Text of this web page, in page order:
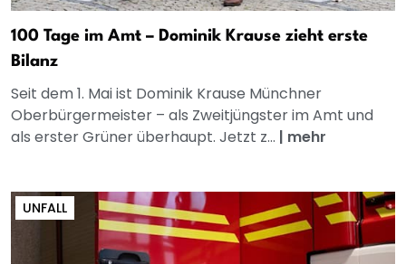
100 Tage im Amt – Dominik Krause zieht erste
Bilanz
Seit dem 1. Mai ist Dominik Krause Münchner
Oberbürgermeister – als Zweitjüngster im Amt und
als erster Grüner überhaupt. Jetzt z... | mehr
UNFALL